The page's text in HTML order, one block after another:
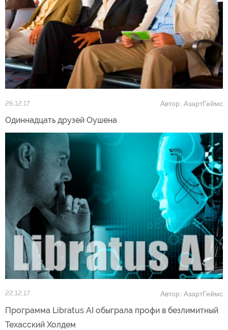
26.12.17 Автор: АзартГеймс
Одиннадцать друзей Оушена
22.12.17 Автор: АзартГеймс
Программа Libratus AI обыграла профи в безлимитный
Техасский Холдем